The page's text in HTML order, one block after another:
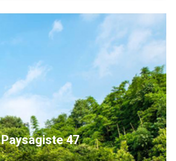
Paysagiste 47